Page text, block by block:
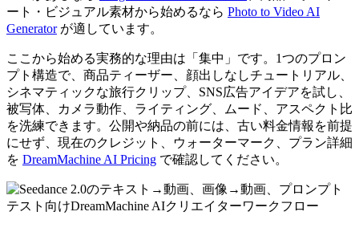
ート・ビジュアル素材から始めるなら Photo to Video AI
Generatorが適しています。
ここから始める実務的な理由は「集中」です。1つのプロン
プト構造で、商品ティーザー、顔出しなしチュートリアル、
シネマティックな旅行クリップ、SNS広告アイデアを試し、
被写体、カメラ動作、ライティング、ムード、アスペクト比
を洗練できます。公開や納品の前には、古い料金情報を前提
にせず、現在のクレジット、ウォーターマーク、プラン詳細
を DreamMachine AI Pricing で確認してください。